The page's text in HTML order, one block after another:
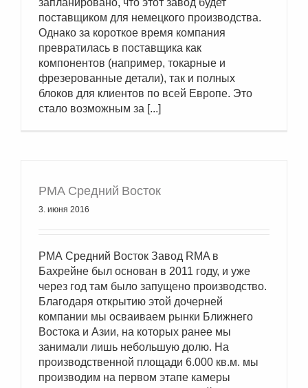
запланировано, что этот завод будет
поставщиком для немецкого производства.
Однако за короткое время компания
превратилась в поставщика как
компонентов (например, токарные и
фрезерованные детали), так и полных
блоков для клиентов по всей Европе. Это
стало возможным за [...]
РМА Средний Восток
3. июня 2016
РМА Средний Восток Завод RMA в
Бахрейне был основан в 2011 году, и уже
через год там было запущено производство.
Благодаря открытию этой дочерней
компании мы осваиваем рынки Ближнего
Востока и Азии, на которых ранее мы
занимали лишь небольшую долю. На
производственной площади 6.000 кв.м. мы
производим на первом этапе камеры